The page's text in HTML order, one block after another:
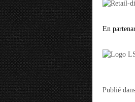
En
Publié dans